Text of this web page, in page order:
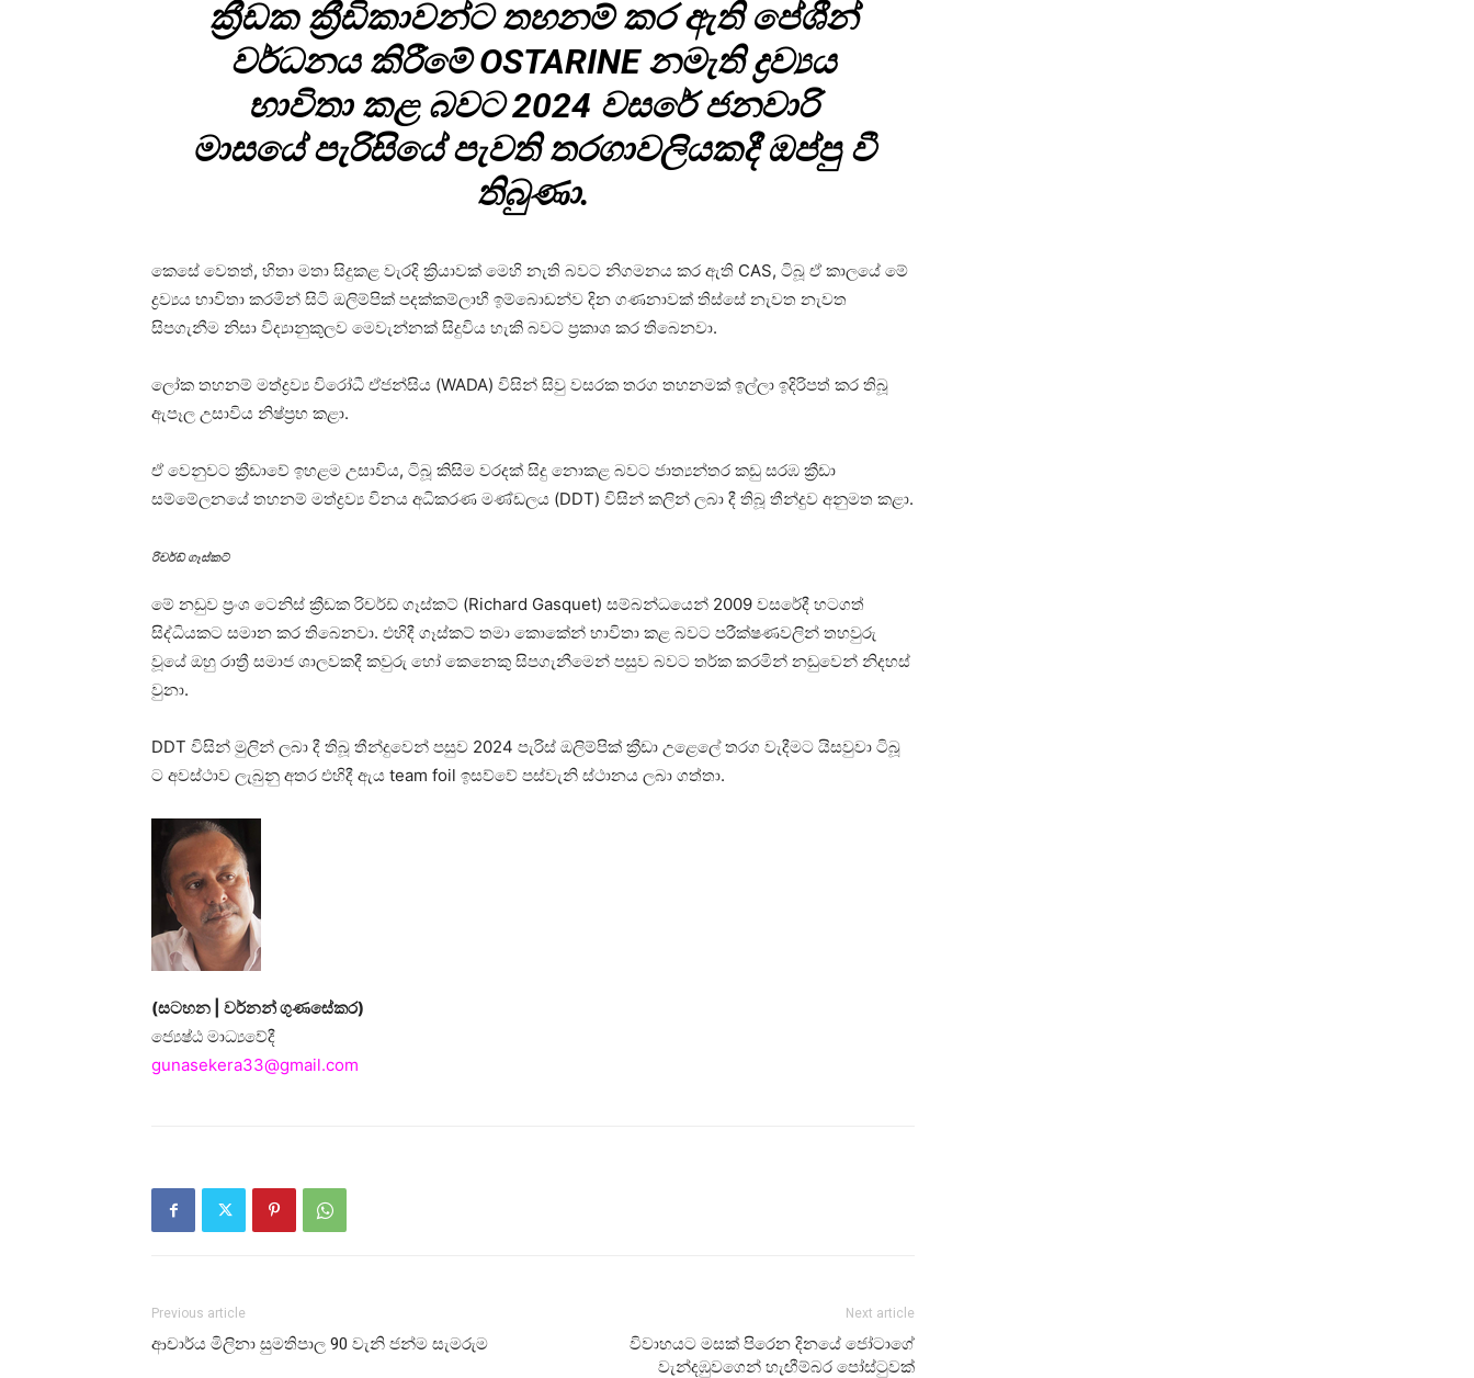
ක්‍රීඩක ක්‍රීඩිකාවන්ට තහනම් කර ඇති පේශීන්
වර්ධනය කිරීමේ OSTARINE නමැති ද්‍රව්‍යය
භාවිතා කළ බවට 2024 වසරේ ජනවාරි
මාසයේ පැරිසියේ පැවති තරගාවලියකදී ඔප්පු වී
තිබුණා.
කෙසේ වෙතත්, හිතා මතා සිදුකළ වැරදි ක්‍රියාවක් මෙහි නැති බවට නිගමනය කර ඇති CAS, ටිබූ ඒ කාලයේ මේ
ද්‍රව්‍යය භාවිතා කරමින් සිටි ඔලිම්පික් පදක්කම්ලාභී ඉම්බොඩන්ව දින ගණනාවක් තිස්සේ නැවත නැවත
සිපගැනීම නිසා විද්‍යානුකූලව මෙවැන්නක් සිදුවිය හැකි බවට ප්‍රකාශ කර තිබෙනවා.
ලෝක තහනම් මත්ද්‍රව්‍ය විරෝධී ඒජන්සිය (WADA) විසින් සිවු වසරක තරග තහනමක් ඉල්ලා ඉදිරිපත් කර තිබූ
ඇපෑල උසාවිය නිෂ්ප්‍රභ කළා.
ඒ වෙනුවට ක්‍රීඩාවේ ඉහළම උසාවිය, ටිබූ කිසිම වරදක් සිදු නොකළ බවට ජාත්‍යන්තර කඩු සරඹ ක්‍රීඩා
සම්මේලනයේ තහනම් මත්ද්‍රව්‍ය විනය අධිකරණ මණ්ඩලය (DDT) විසින් කලින් ලබා දී තිබූ තීන්දුව අනුමත කළා.
රිචර්ඩ් ගෑස්කට්
මේ නඩුව ප්‍රංශ ටෙනිස් ක්‍රීඩක රිචර්ඩ් ගෑස්කට් (Richard Gasquet) සම්බන්ධයෙන් 2009 වසරේදී හටගත්
සිද්ධියකට සමාන කර තිබෙනවා. එහිදී ගෑස්කට් තමා කොකේන් භාවිතා කළ බවට පරීක්ෂණවලින් තහවුරු
වූයේ ඔහු රාත්‍රී සමාජ ශාලවකදී කවුරු හෝ කෙනෙකු සිපගැනීමෙන් පසුව බවට තර්ක කරමින් නඩුවෙන් නිදහස්
වුනා.
DDT විසින් මුලින් ලබා දී තිබූ තීන්දුවෙන් පසුව 2024 පැරිස් ඔලිම්පික් ක්‍රීඩා උළෙලේ තරග වැදීමට යිසවුවා ටිබූ
ට අවස්ථාව ලැබුනු අතර එහිදී ඇය team foil ඉසව්වේ පස්වැනි ස්ථානය ලබා ගත්තා.
(සටහන | වර්නන් ගුණසේකර)
ජ්‍යෙෂ්ඨ මාධ්‍යවේදී
gunasekera33@gmail.com
Previous article
ආචාර්ය මිලිනා සුමතිපාල 90 වැනි ජන්ම සැමරුම
Next article
විවාහයට මසක් පිරෙන දිනයේ ජෝටාගේ
වැන්දඹුවගෙන් හැඟීම්බර පෝස්ටුවක්